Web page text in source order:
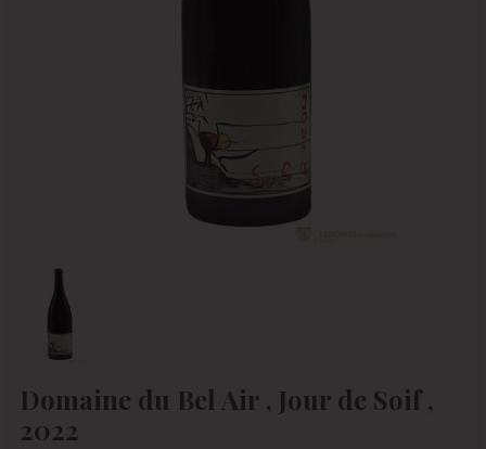
Domaine du Bel Air , Jour de Soif ,
2022